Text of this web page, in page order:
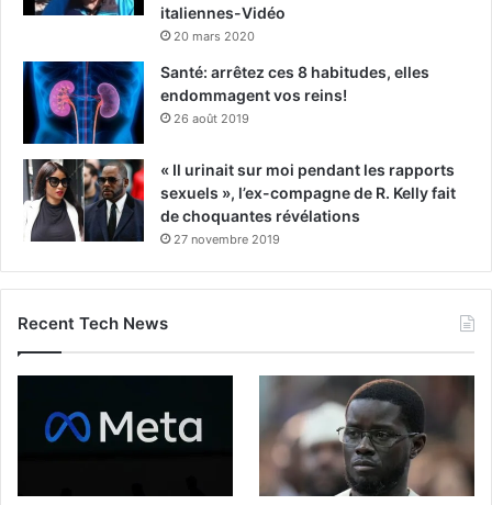
italiennes-Vidéo
20 mars 2020
Santé: arrêtez ces 8 habitudes, elles
endommagent vos reins!
26 août 2019
« Il urinait sur moi pendant les rapports
sexuels », l’ex-compagne de R. Kelly fait
de choquantes révélations
27 novembre 2019
Recent Tech News